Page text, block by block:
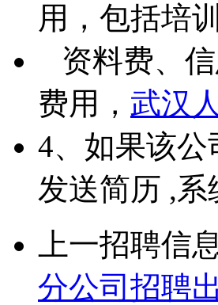
用，包括培
资料费、
费用， 武汉
4、如果该
发送简历 ,
上一招聘信
分公司招聘